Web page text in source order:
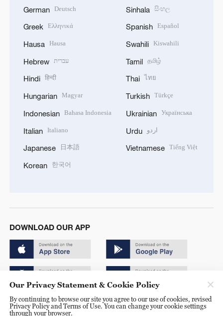
German Deutsch
Greek Ελληνικά
Hausa Hausa
Hebrew עברית
Hindi हिन्दी
Hungarian Magyar
Indonesian Bahasa Indonesia
Italian Italiano
Japanese 日本語
Korean 한국어
Sinhala සිංහල
Spanish Español
Swahili Kiswahili
Tamil தமிழ்
Thai ไทย
Turkish Türkçe
Ukrainian Українська
Urdu اردو
Vietnamese Tiếng Việt
DOWNLOAD OUR APP
Copyright © 2024 CGTN.
Our Privacy Statement & Cookie Policy
By continuing to browse our site you agree to our use of cookies, revised
Privacy Policy and Terms of Use. You can change your cookie settings
through your browser.